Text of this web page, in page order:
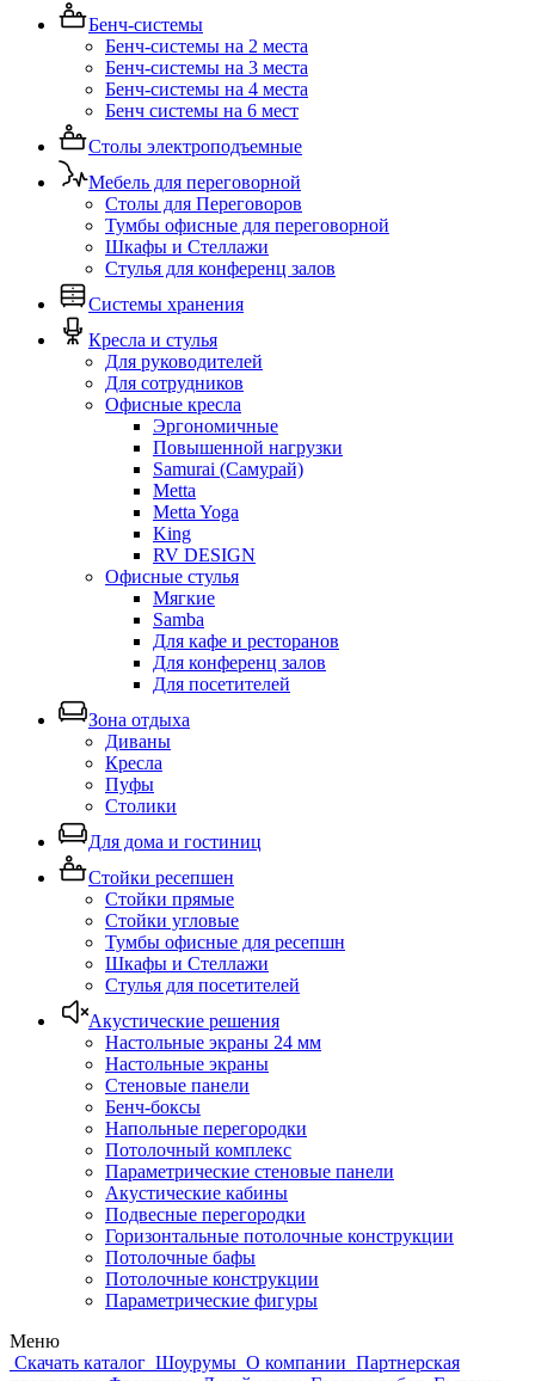
Бенч-системы
Бенч-системы на 2 места
Бенч-системы на 3 места
Бенч-системы на 4 места
Бенч системы на 6 мест
Столы электроподъемные
Мебель для переговорной
Столы для Переговоров
Тумбы офисные для переговорной
Шкафы и Стеллажи
Стулья для конференц залов
Системы хранения
Кресла и стулья
Для руководителей
Для сотрудников
Офисные кресла
Эргономичные
Повышенной нагрузки
Samurai (Самурай)
Metta
Metta Yoga
King
RV DESIGN
Офисные стулья
Мягкие
Samba
Для кафе и ресторанов
Для конференц залов
Для посетителей
Зона отдыха
Диваны
Кресла
Пуфы
Столики
Для дома и гостиниц
Стойки ресепшен
Стойки прямые
Стойки угловые
Тумбы офисные для ресепшн
Шкафы и Стеллажи
Стулья для посетителей
Акустические решения
Настольные экраны 24 мм
Настольные экраны
Стеновые панели
Бенч-боксы
Напольные перегородки
Потолочный комплекс
Параметрические стеновые панели
Акустические кабины
Подвесные перегородки
Горизонтальные потолочные конструкции
Потолочные бафы
Потолочные конструкции
Параметрические фигуры
Меню
Скачать каталог Шоурумы О компании Партнерская